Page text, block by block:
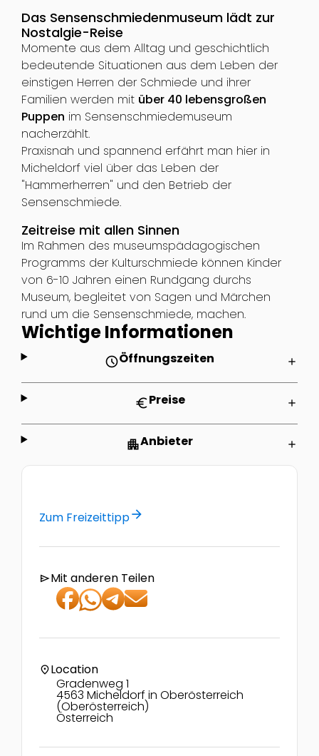
Das Sensenschmiedenmuseum lädt zur
Nostalgie-Reise
Momente aus dem Alltag und geschichtlich
bedeutende Situationen aus dem Leben der
einstigen Herren der Schmiede und ihrer
Familien werden mit über 40 lebensgroßen
Puppen im Sensenschmiedemuseum
nacherzählt.
Praxisnah und spannend erfährt man hier in
Micheldorf viel über das Leben der
"Hammerherren" und den Betrieb der
Sensenschmiede.
Zeitreise mit allen Sinnen
Im Rahmen des museumspädagogischen
Programms der Kulturschmiede können Kinder
von 6-10 Jahren einen Rundgang durchs
Museum, begleitet von Sagen und Märchen
rund um die Sensenschmiede, machen.
Wichtige Informationen
scheduleÖffnungszeiten add
euroPreise add
apartmentAnbieter add
Zum Freizeittipparrow_forward
sendMit anderen Teilen
location_onLocation
Gradenweg 1
4563 Micheldorf in Oberösterreich
(Oberösterreich)
Österreich